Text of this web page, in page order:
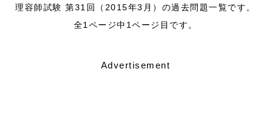
理容師試験 第31回（2015年3月）の過去問題一覧です。
全1ページ中1ページ目です。
Advertisement